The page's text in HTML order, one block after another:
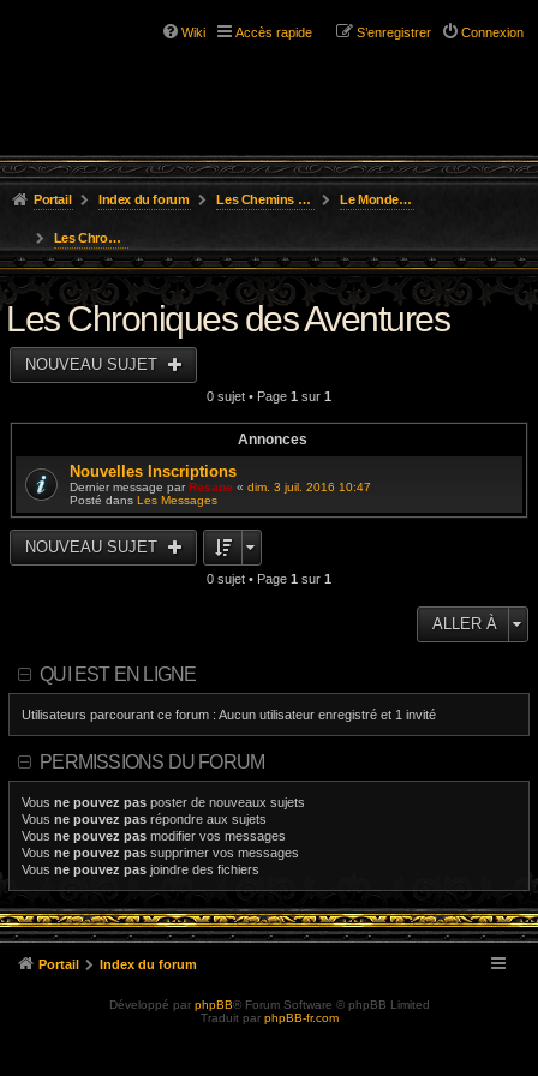
Wiki Accès rapide Connexion
S’enregistrer
Portail Index du forum Les Chemins de L'Aventure Le Monde des Royaumes Oubliés
Les Chroniques des Aventures
Les Chroniques des Aventures
NOUVEAU SUJET
0 sujet • Page 1 sur 1
Annonces
Nouvelles Inscriptions
Dernier message parResane « dim. 3 juil. 2016 10:47
Posté dans Les Messages
NOUVEAU SUJET
0 sujet • Page 1 sur 1
ALLER À
QUI EST EN LIGNE
Utilisateurs parcourant ce forum : Aucun utilisateur enregistré et 1 invité
PERMISSIONS DU FORUM
Vous ne pouvez pas poster de nouveaux sujets
Vous ne pouvez pas répondre aux sujets
Vous ne pouvez pas modifier vos messages
Vous ne pouvez pas supprimer vos messages
Vous ne pouvez pas joindre des fichiers
Portail Index du forum
Développé par phpBB® Forum Software © phpBB Limited
Traduit par phpBB-fr.com